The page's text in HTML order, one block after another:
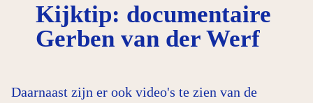
Kijktip: documentaire
Gerben van der Werf
Daarnaast zijn er ook video's te zien van de